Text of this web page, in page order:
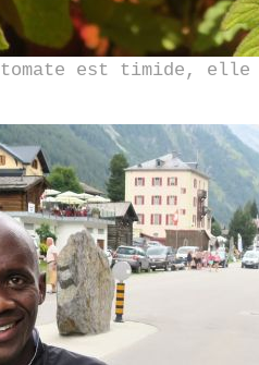
est timide, elle